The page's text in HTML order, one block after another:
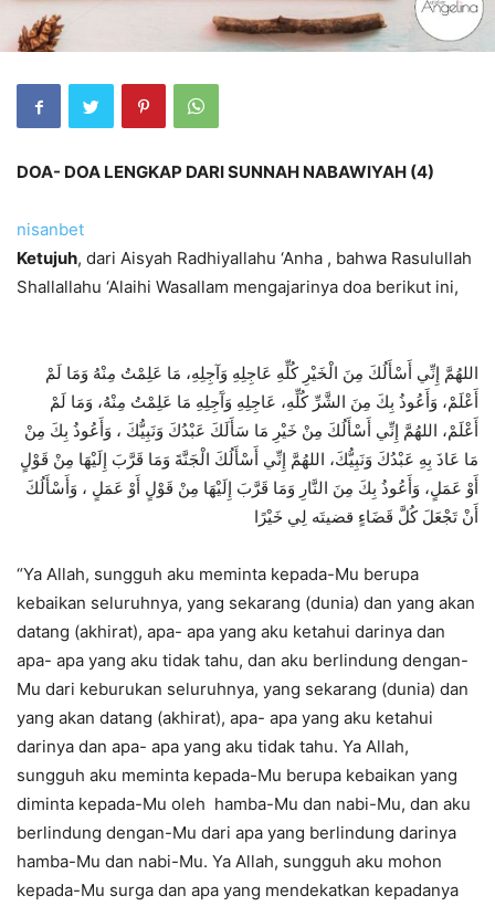
DOA- DOA LENGKAP DARI SUNNAH NABAWIYAH (4)
nisanbet
Ketujuh, dari Aisyah Radhiyallahu ‘Anha , bahwa Rasulullah
Shallallahu ‘Alaihi Wasallam mengajarinya doa berikut ini,
اللهُمَّ إِنِّي أَسْأَلُكَ مِنَ الْخَيْرِ كُلِّهِ عَاجِلِهِ وَآجِلِهِ، مَا عَلِمْتُ مِنْهُ وَمَا لَمْ
أَعْلَمْ، وَأَعُوذُ بِكَ مِنَ الشَّرِّ كُلِّهِ، عَاجِلِهِ وَآَجِلِهِ مَا عَلِمْتُ مِنْهُ، وَمَا لَمْ
أَعْلَمْ، اللهُمَّ إِنِّي أَسْأَلُكَ مِنْ خَيْرِ مَا سَأَلَكَ عَبْدُكَ وَنَبِيُّكَ ، وَأَعُوذُ بِكَ مِنْ
مَا عَاذَ بِهِ عَبْدُكَ وَنَبِيُّكَ، اللهُمَّ إِنِّي أَسْأَلُكَ الْجَنَّةَ وَمَا قَرَّبَ إِلَيْهَا مِنْ قَوْلٍ
أَوْ عَمَلٍ، وَأَعُوذُ بِكَ مِنَ النَّارِ وَمَا قَرَّبَ إِلَيْهَا مِنْ قَوْلٍ أَوْ عَمَلٍ ، وَأَسْأَلُكَ
أَنْ تَجْعَلَ كُلَّ قَضَاءٍ قضيتَه لِي خَيْرًا
“Ya Allah, sungguh aku meminta kepada-Mu berupa
kebaikan seluruhnya, yang sekarang (dunia) dan yang akan
datang (akhirat), apa- apa yang aku ketahui darinya dan
apa- apa yang aku tidak tahu, dan aku berlindung dengan-
Mu dari keburukan seluruhnya, yang sekarang (dunia) dan
yang akan datang (akhirat), apa- apa yang aku ketahui
darinya dan apa- apa yang aku tidak tahu. Ya Allah,
sungguh aku meminta kepada-Mu berupa kebaikan yang
diminta kepada-Mu oleh hamba-Mu dan nabi-Mu, dan aku
berlindung dengan-Mu dari apa yang berlindung darinya
hamba-Mu dan nabi-Mu. Ya Allah, sungguh aku mohon
kepada-Mu surga dan apa yang mendekatkan kepadanya